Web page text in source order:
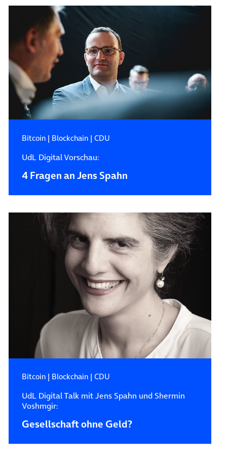
Bitcoin| Blockchain| CDU
UdL Digital Vorschau:
4 Fragen an Jens Spahn
Bitcoin| Blockchain| CDU
UdL Digital Talk mit Jens Spahn und Shermin
Voshmgir:
Gesellschaft ohne Geld?